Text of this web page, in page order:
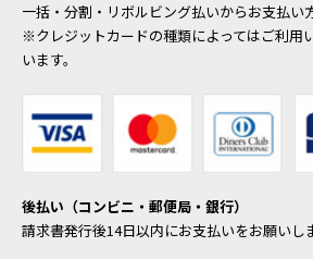
一括・分割・リボルビング払いからお支払い
※クレジットカードの種類によってはご利用
います。
後払い（コンビニ・郵便局・銀行）
請求書発行後14日以内にお支払いをお願いし